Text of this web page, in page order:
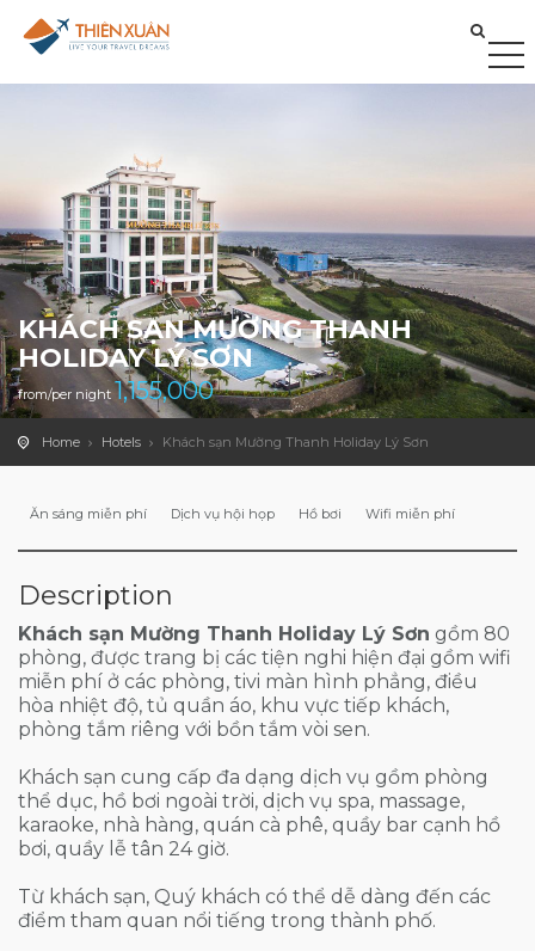
KHÁCH SẠN MƯỜNG THANH
HOLIDAY LÝ SƠN
from/per night 1,155,000
Home Hotels Khách sạn Mường Thanh Holiday Lý Sơn
Ăn sáng miễn phí Dịch vụ hội họp Hồ bơi Wifi miễn phí
Description
Khách sạn Mường Thanh Holiday Lý Sơn gồm 80
phòng, được trang bị các tiện nghi hiện đại gồm wifi
miễn phí ở các phòng, tivi màn hình phẳng, điều
hòa nhiệt độ, tủ quần áo, khu vực tiếp khách,
phòng tắm riêng với bồn tắm vòi sen.
Khách sạn cung cấp đa dạng dịch vụ gồm phòng
thể dục, hồ bơi ngoài trời, dịch vụ spa, massage,
karaoke, nhà hàng, quán cà phê, quầy bar cạnh hồ
bơi, quầy lễ tân 24 giờ.
Từ khách sạn, Quý khách có thể dễ dàng đến các
điểm tham quan nổi tiếng trong thành phố.